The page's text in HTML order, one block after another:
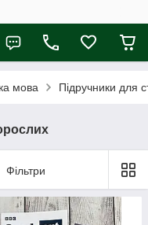
мова Підручники для
Фільтри